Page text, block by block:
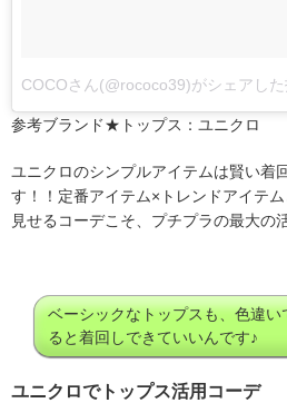
COCOさん(@rococo39)がシェアした
参考ブランド★トップス：ユニクロ
ユニクロのシンプルアイテムは賢い着
す！！定番アイテム×トレンドアイテ
見せるコーデこそ、プチプラの最大の
ベーシックなトップスも、色違い
ると着回しできていいんです♪
ユニクロでトップス活用コーデ